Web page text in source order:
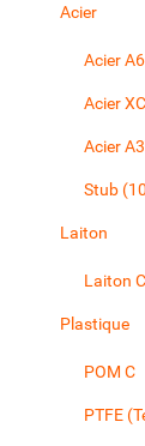
Acier
Acier
Acier
Acier
Stub
Laiton
Laiton
Plastique
POM C
PTFE